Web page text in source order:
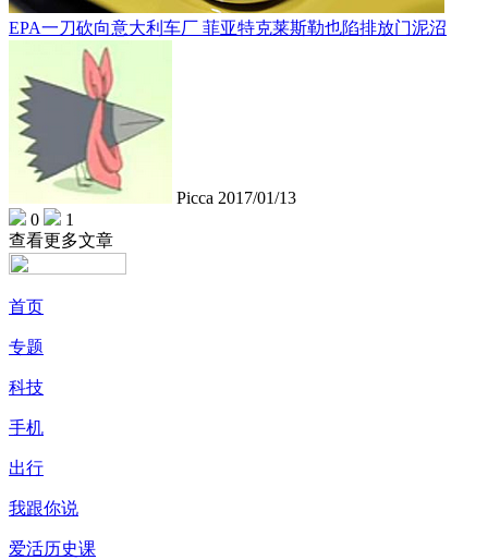
EPA一刀砍向意大利车厂 菲亚特克莱斯勒也陷排放门泥沼
Picca 2017/01/13
0
1
查看更多文章
首页
专题
科技
手机
出行
我跟你说
爱活历史课